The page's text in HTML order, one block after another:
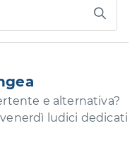
e alternativa?
ludici dedicati